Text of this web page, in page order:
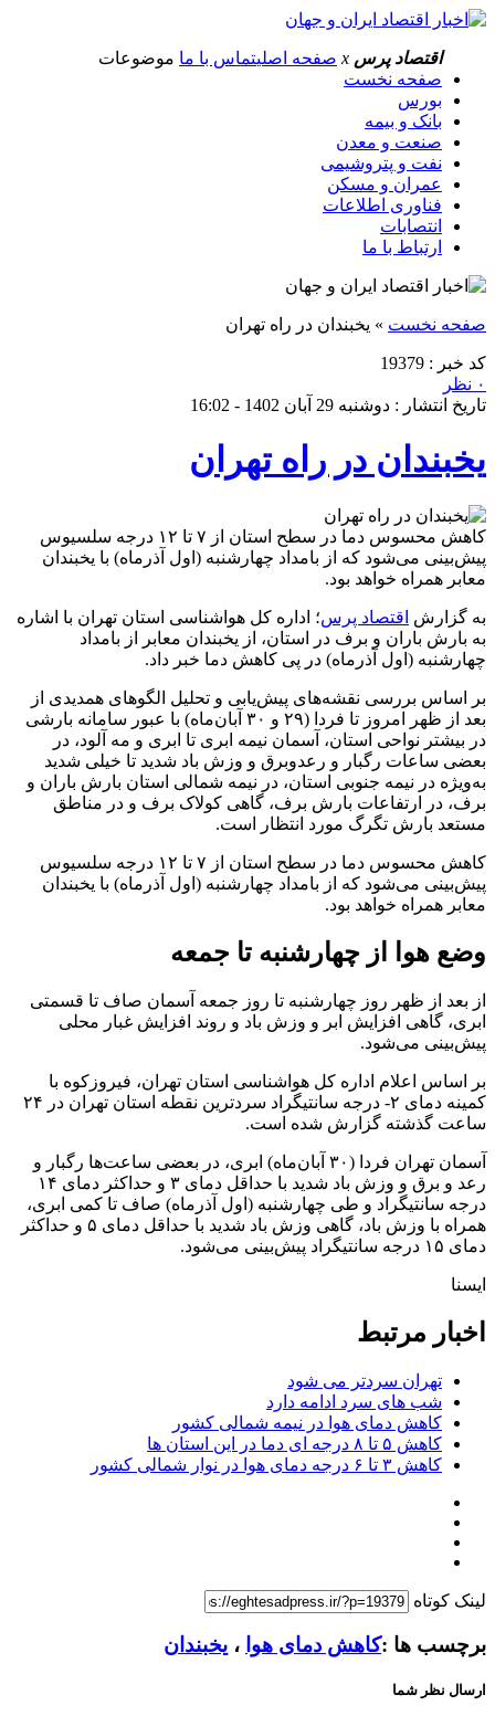
اقتصاد پرس x صفحه اصلیتماس با ما موضوعات
صفحه نخست
بورس
بانک و بیمه
صنعت و معدن
نفت و پتروشیمی
عمران و مسکن
فناوری اطلاعات
انتصابات
ارتباط با ما
صفحه نخست » یخبندان در راه تهران
کد خبر : 19379
۰ نظر
تاریخ انتشار : دوشنبه 29 آبان 1402 - 16:02
یخبندان در راه تهران
کاهش محسوس دما در سطح استان از ۷ تا ۱۲ درجه سلسیوس
پیش‌بینی می‌شود که از بامداد چهارشنبه (اول آذرماه) با یخبندان
معابر همراه خواهد بود.
به گزارش اقتصاد پرس؛ اداره کل هواشناسی استان تهران با اشاره
به بارش باران و برف در استان، از یخبندان معابر از بامداد
چهارشنبه (اول آذرماه) در پی کاهش دما خبر داد.
بر اساس بررسی نقشه‌های پیش‌یابی و تحلیل الگوهای همدیدی از
بعد از ظهر امروز تا فردا (۲۹ و ۳۰ آبان‌ماه) با عبور سامانه بارشی
در بیشتر نواحی استان، آسمان نیمه ابری تا ابری و مه آلود، در
بعضی ساعات رگبار و رعدوبرق و وزش باد شدید تا خیلی شدید
به‌ویژه در نیمه جنوبی استان، در نیمه شمالی استان بارش باران و
برف، در ارتفاعات بارش برف، گاهی کولاک برف و در مناطق
مستعد بارش تگرگ مورد انتظار است.
کاهش محسوس دما در سطح استان از ۷ تا ۱۲ درجه سلسیوس
پیش‌بینی می‌شود که از بامداد چهارشنبه (اول آذرماه) با یخبندان
معابر همراه خواهد بود.
وضع هوا از چهارشنبه تا جمعه
از بعد از ظهر روز چهارشنبه تا روز جمعه آسمان صاف تا قسمتی
ابری، گاهی افزایش ابر و وزش باد و روند افزایش غبار محلی
پیش‌بینی می‌شود.
بر اساس اعلام اداره کل هواشناسی استان تهران، فیروزکوه با
کمینه دمای ۲- درجه سانتیگراد سردترین نقطه استان تهران در ۲۴
ساعت گذشته گزارش شده است.
آسمان تهران فردا (۳۰ آبان‌ماه) ابری، در بعضی ساعت‌ها رگبار و
رعد و برق و وزش باد شدید با حداقل دمای ۳ و حداکثر دمای ۱۴
درجه سانتیگراد و طی ‌چهارشنبه (اول آذرماه) صاف تا کمی ابری،
همراه با وزش باد، گاهی وزش باد شدید با حداقل دمای ۵ و حداکثر
دمای ۱۵ درجه سانتیگراد پیش‌بینی می‌شود.
ایسنا
اخبار مرتبط
تهران سردتر می شود
شب های سرد ادامه دارد
کاهش دمای هوا در نیمه شمالی کشور
کاهش ۵ تا ۸ درجه ای دما در این استان ها
کاهش ۳ تا ۶ درجه دمای هوا در نوار شمالی کشور
لینک کوتاه
برچسب ها :کاهش دمای هوا ، یخبندان
ارسال نظر شما